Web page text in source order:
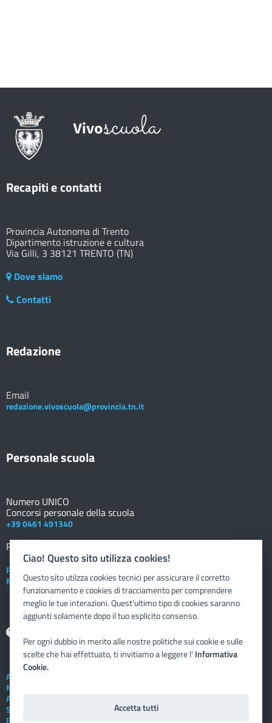
Recapiti e contatti
Provincia Autonoma di Trento
Dipartimento istruzione e cultura
Via Gilli, 3 38121 TRENTO (TN)
Dove siamo
Contatti
Redazione
Email
redazione.vivoscuola@provincia.tn.it
Personale scuola
Numero UNICO
Concorsi personale della scuola
+39 0461 491340
Registro elettronico
Posta elettronica istituzionale
Nuovo sportello dipendente
Assistenza tecnica
Note legali
Albo telematico
Social Media Policy
Privacy
Ciao! Questo sito utilizza cookies!
Questo sito utilzza cookies tecnici per assicurare il corretto
funzionamento e cookies di tracciamento per comprendere
meglio le tue interazioni. Quest'ultimo tipo di cookies saranno
aggiunti solamente dopo il tuo esplicito consenso.
Per ogni dubbio in merito alle nostre politiche sui cookie e sulle
scelte che hai effettuato, ti invitiamo a leggere l' Informativa
Cookie.
Accetta tutti